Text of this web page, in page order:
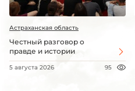
Астраханская область
Честный разговор о
правде и истории
5 августа 2026 95